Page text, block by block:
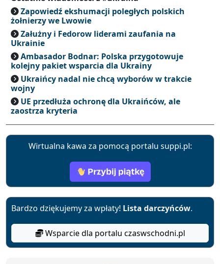
Zapowiedź ekshumacji poległych polskich
żołnierzy we Lwowie
Załużny i Fedorow liderami zaufania na
Ukrainie
Ambasador Bodnar: Polska przygotowuje
kolejny pakiet wsparcia dla Ukrainy
Ukraińcy nadal nie chcą wyborów w trakcie
wojny
UE przedłuża ochronę dla Ukraińców, ale
zaostrza kryteria
Wirtualna kawa za pomocą portalu suppi.pl:
Bardzo dziękujemy za wpłaty! Lista darczyńców.
Wsparcie dla portalu czaswschodni.pl